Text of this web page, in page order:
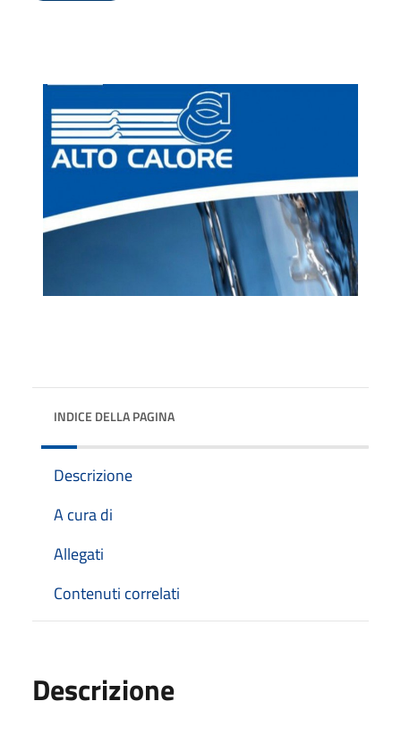
INDICE DELLA PAGINA
Descrizione
A cura di
Allegati
Contenuti correlati
Descrizione